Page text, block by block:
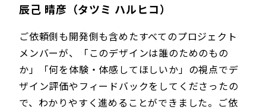
辰己 晴彦（タツミ ハルヒコ）
ご依頼側も開発側も含めたすべてのプロジェクト
メンバーが、「このデザインは誰のためのもの
か」「何を体験・体感してほしいか」の視点でデ
ザイン評価やフィードバックをしてくださったの
で、わかりやすく進めることができました。ご依